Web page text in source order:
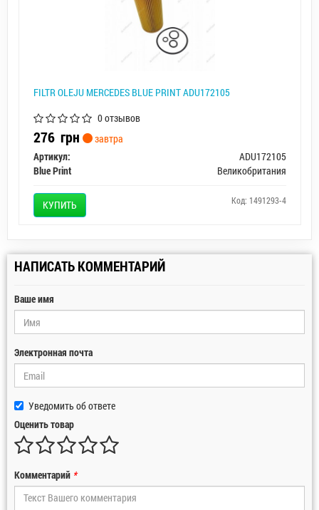
FILTR OLEJU MERCEDES BLUE PRINT ADU172105
0 отзывов
276 грн
завтра
Артикул:
ADU172105
Blue Print
Великобритания
КУПИТЬ Код: 1491293-4
НАПИСАТЬ КОММЕНТАРИЙ
Ваше имя
Электронная почта
Уведомить об ответе
Оценить товар
Комментарий *